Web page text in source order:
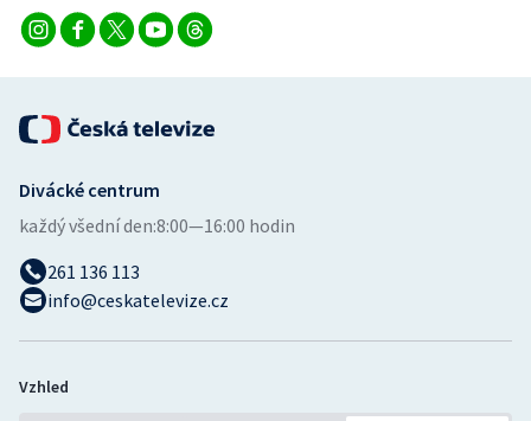
Volejbal
Divácké centrum
každý všední den:8:00—16:00 hodin
261 136 113
info@ceskatelevize.cz
Vzhled